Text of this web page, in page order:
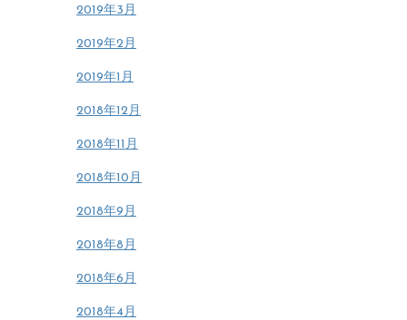
2019年3月
2019年2月
2019年1月
2018年12月
2018年11月
2018年10月
2018年9月
2018年8月
2018年6月
2018年4月